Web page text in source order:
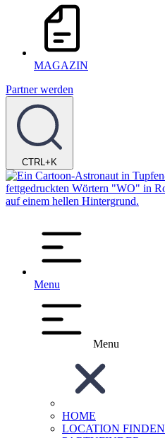
MAGAZIN
Partner werden
CTRL+K
Menu
Menu
HOME
LOCATION FINDEN